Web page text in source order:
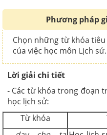
Phương pháp
Chọn những từ khóa
của việc học môn Lịch sử.
Lời giải chi tiết
- Các từ khóa trong đoạn
học lịch sử:
Từ khóa